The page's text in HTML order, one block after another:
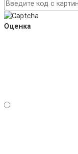
Оценка